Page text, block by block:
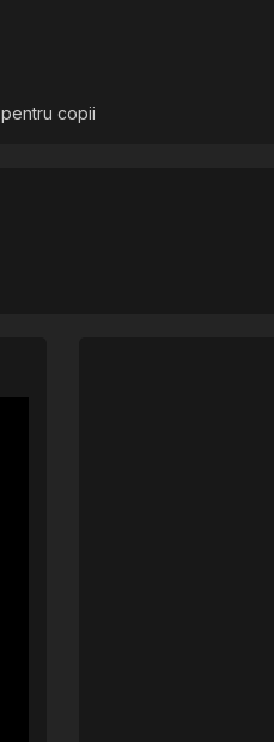
copii